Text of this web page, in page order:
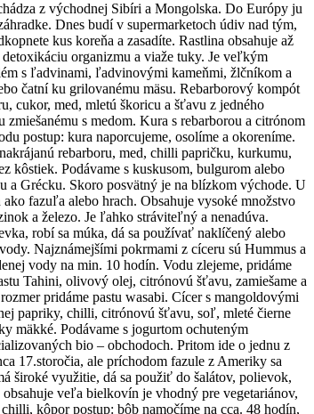
z východnej Sibíri a Mongolska. Do Európy ju
Dnes budí v supermarketoch údiv nad tým,
kus koreňa a zasadíte. Rastlina obsahuje až
organizmu a viaže tuky. Je veľkým
s ľadvinami, ľadvinovými kameňmi, žlčníkom a
čatní ku grilovanému mäsu. Rebarborový kompót
cukor, med, mletú škoricu a šťavu z jedného
s medom. Kura s rebarborou a citrónom
postup: kura naporcujeme, osolíme a okoreníme.
rebarboru, med, chilli papričku, kurkumu,
kôstiek. Podávame s kuskusom, bulgurom alebo
a Grécku. Skoro posvätný je na blízkom východe. U
fazuľa alebo hrach. Obsahuje vysoké množstvo
a železo. Je ľahko stráviteľný a nenadúva.
robí sa múka, dá sa používať naklíčený alebo
Najznámejšími pokrmami z cíceru sú Hummus a
vody na min. 10 hodín. Vodu zlejeme, pridáme
Tahini, olivový olej, citrónovú šťavu, zamiešame a
pridáme pastu wasabi. Cícer s mangoldovými
papriky, chilli, citrónovú šťavu, soľ, mleté čierne
mäkké. Podávame s jogurtom ochuteným
bio – obchodoch. Pritom ide o jednu z
17.storočia, ale príchodom fazule z Ameriky sa
široké využitie, dá sa použiť do šalátov, polievok,
veľa bielkovín je vhodný pre vegetariánov,
kôpor postup: bôb namočíme na cca. 48 hodín,